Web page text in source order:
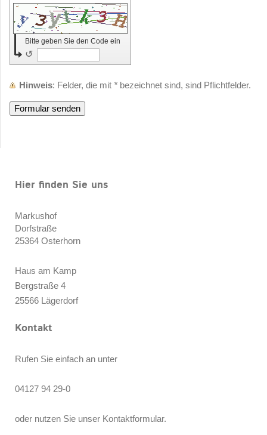
Bitte geben Sie den Code ein
↺
Hinweis : Felder, die mit * bezeichnet sind, sind Pflichtfelder.
Hier finden Sie uns
Markushof
Dorfstraße
25364 Osterhorn
Haus am Kamp
Bergstraße 4
25566 Lägerdorf
Kontakt
Rufen Sie einfach an unter
04127 94 29-0
oder nutzen Sie unser Kontaktformular.